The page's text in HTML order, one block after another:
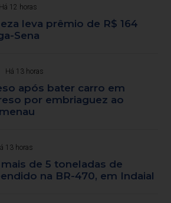
Há 12 horas
leva prêmio de R$ 164
Sena
Há 13 horas
após bater carro em
por embriaguez ao
13 horas
de 5 toneladas de
na BR-470, em Indaial